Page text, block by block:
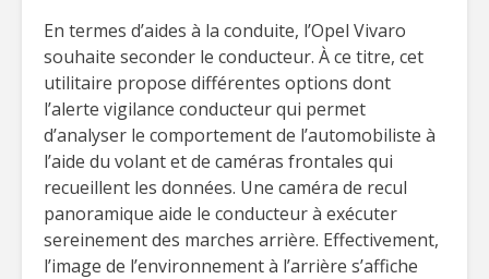
En termes d’aides à la conduite, l’Opel Vivaro
souhaite seconder le conducteur. À ce titre, cet
utilitaire propose différentes options dont
l’alerte vigilance conducteur qui permet
d’analyser le comportement de l’automobiliste à
l’aide du volant et de caméras frontales qui
recueillent les données. Une caméra de recul
panoramique aide le conducteur à exécuter
sereinement des marches arrière. Effectivement,
l’image de l’environnement à l’arrière s’affiche